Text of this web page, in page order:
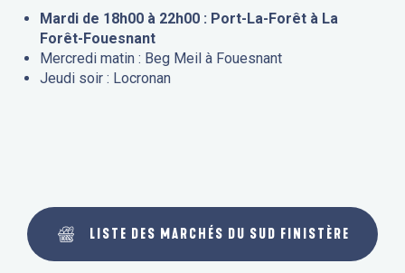
Mardi de 18h00 à 22h00 : Port-La-Forêt à La
Forêt-Fouesnant
Mercredi matin : Beg Meil à Fouesnant
Jeudi soir : Locronan
LISTE DES MARCHÉS DU SUD FINISTÈRE